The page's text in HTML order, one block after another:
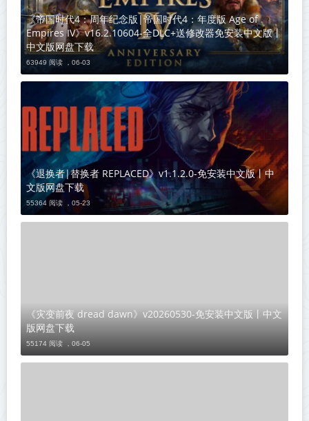
《帝国时代4：周年纪念版|帝国时代4：年度版 Age of
Empires IV》v16.2.10604-全DLC+送修改器免安装中文版丨
中文版网盘下载
63949 阅读 ， 06-03
《退换者|替换者 REPLACED》v1.1.2.0-免安装中文版丨中
文版网盘下载
55364 阅读 ， 05-23
《灾变前夜 dread dawn》v20260530-免安装中文版丨中文
版网盘下载
55174 阅读 ， 06-05